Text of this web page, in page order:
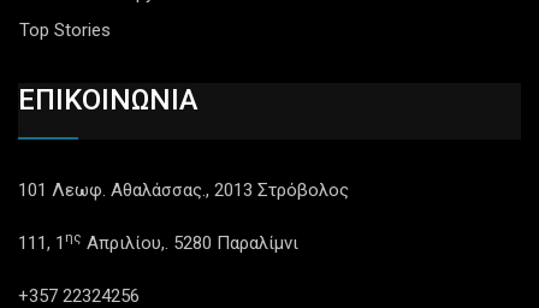
Top Stories
ΕΠΙΚΟΙΝΩΝΙΑ
101 Λεωφ. Αθαλάσσας., 2013 Στρόβολος
111, 1 ης Απριλίου,. 5280 Παραλίμνι
+357 22324256